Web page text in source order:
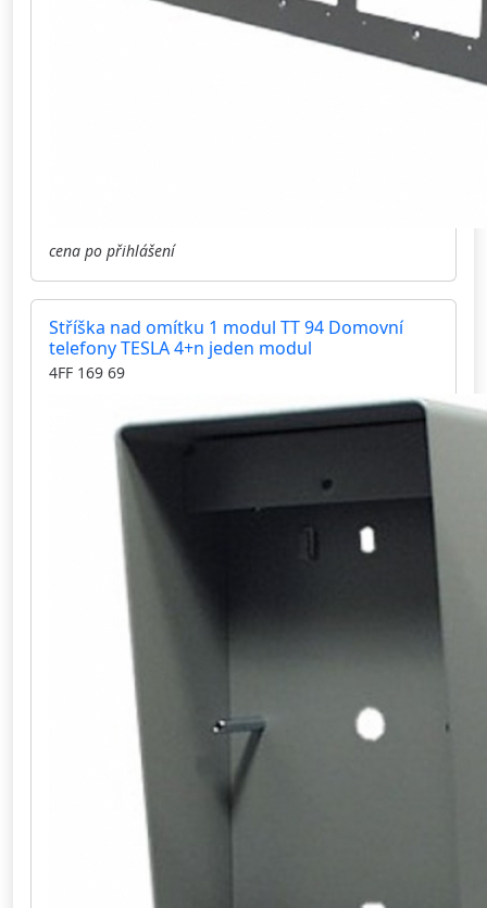
cena po přihlášení
Stříška nad omítku 1 modul TT 94 Domovní
telefony TESLA 4+n jeden modul
4FF 169 69